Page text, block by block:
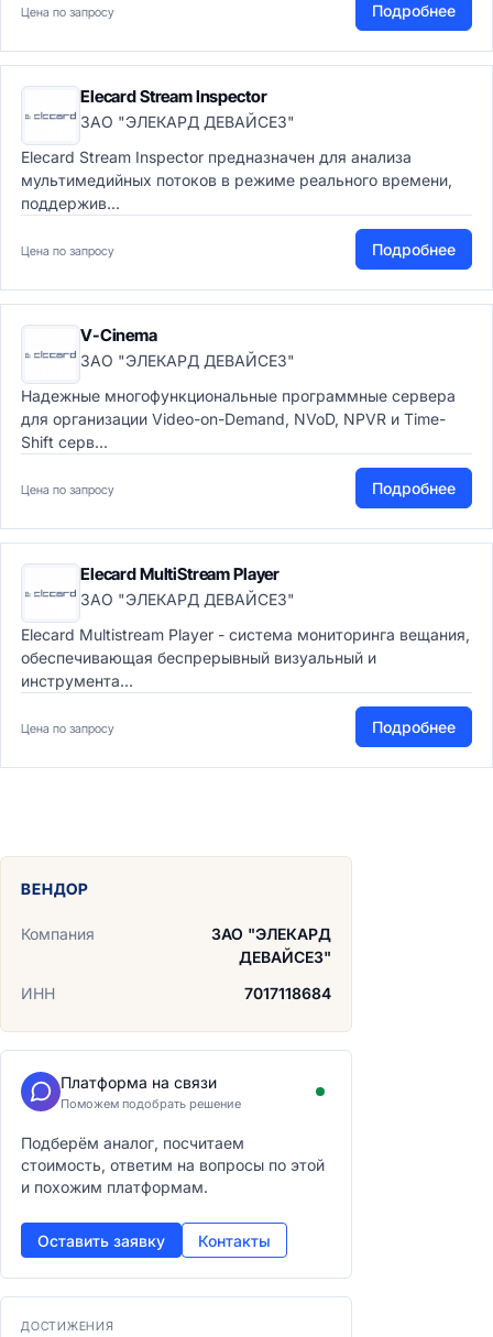
Цена по запросу Подробнее
Elecard Stream Inspector
ЗАО "ЭЛЕКАРД ДЕВАЙСЕЗ"
Elecard Stream Inspector предназначен для анализа
мультимедийных потоков в режиме реального времени,
поддержив...
Цена по запросу Подробнее
V-Cinema
ЗАО "ЭЛЕКАРД ДЕВАЙСЕЗ"
Надежные многофункциональные программные сервера
для организации Video-on-Demand, NVoD, NPVR и Time-
Shift серв...
Цена по запросу Подробнее
Elecard MultiStream Player
ЗАО "ЭЛЕКАРД ДЕВАЙСЕЗ"
Elecard Multistream Player - система мониторинга вещания,
обеспечивающая беспрерывный визуальный и
инструмента...
Цена по запросу Подробнее
ВЕНДОР
Компания
ЗАО "ЭЛЕКАРД
ДЕВАЙСЕЗ"
ИНН
7017118684
Платформа на связи
Поможем подобрать решение
Подберём аналог, посчитаем
стоимость, ответим на вопросы по этой
и похожим платформам.
Оставить заявку Контакты
ДОСТИЖЕНИЯ